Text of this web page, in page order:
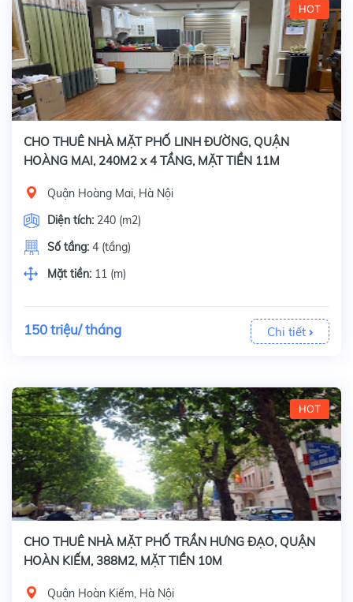
HOT
CHO THUÊ NHÀ MẶT PHỐ LINH ĐƯỜNG, QUẬN
HOÀNG MAI, 240M2 x 4 TẦNG, MẶT TIỀN 11M
Quận Hoàng Mai, Hà Nội
Diện tích: 240 (m2)
Số tầng: 4 (tầng)
Mặt tiền: 11 (m)
150 triệu/ tháng Chi tiết
HOT
CHO THUÊ NHÀ MẶT PHỐ TRẦN HƯNG ĐẠO, QUẬN
HOÀN KIẾM, 388M2, MẶT TIỀN 10M
Quận Hoàn Kiếm, Hà Nội